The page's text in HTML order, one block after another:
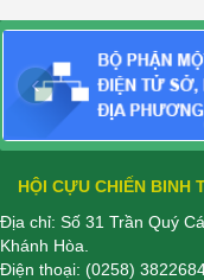
‹
HỘI CỰU CHIẾN BINH
Địa chỉ: Số 31 Trần Quý
Khánh Hòa.
Điện thoại: (0258)